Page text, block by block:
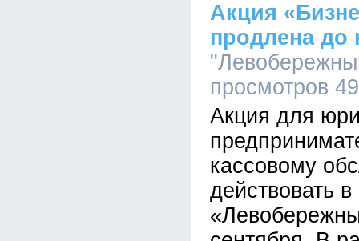
Акция
продлена до
просмотров
Акция для
кассовому
действовать